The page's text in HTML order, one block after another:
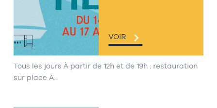
VOIR
Tous les jours À partir de 12h et de 19h : restauration
sur place À…